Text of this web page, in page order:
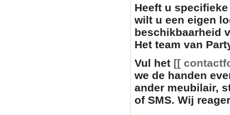
Heeft u
wilt u een eigen
beschikbaarheid
Het team van
Vul het [[
we de handen
ander meubilair,
of SMS. Wij